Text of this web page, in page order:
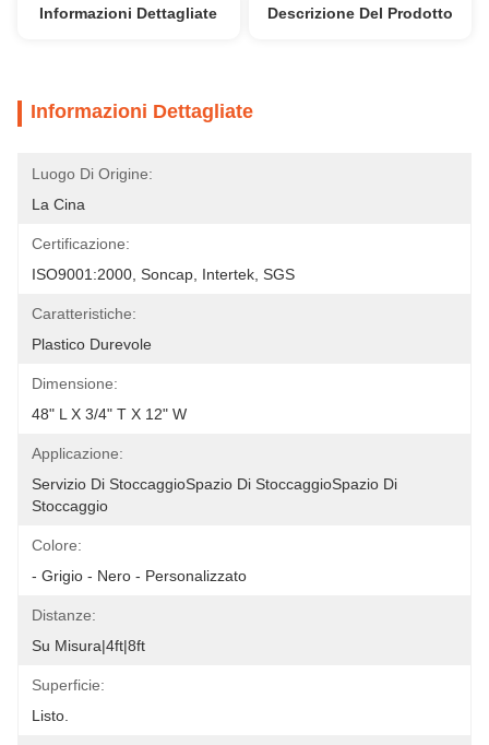
Informazioni Dettagliate Descrizione Del Prodotto
Informazioni Dettagliate
Luogo Di Origine:
La Cina
Certificazione:
ISO9001:2000, Soncap, Intertek, SGS
Caratteristiche:
Plastico Durevole
Dimensione:
48" L X 3/4" T X 12" W
Applicazione:
Servizio Di StoccaggioSpazio Di StoccaggioSpazio Di
Stoccaggio
Colore:
- Grigio - Nero - Personalizzato
Distanze:
Su Misura|4ft|8ft
Superficie:
Listo.